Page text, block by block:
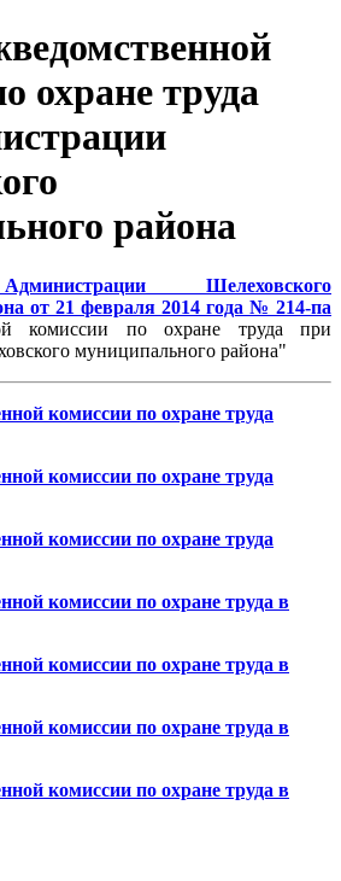
охране труда
района
Шелеховского
от 21 февраля 2014 года № 214-па
комиссии по охране труда при
муниципального района"
комиссии по охране труда
комиссии по охране труда
комиссии по охране труда
комиссии по охране труда в
комиссии по охране труда в
комиссии по охране труда в
комиссии по охране труда в